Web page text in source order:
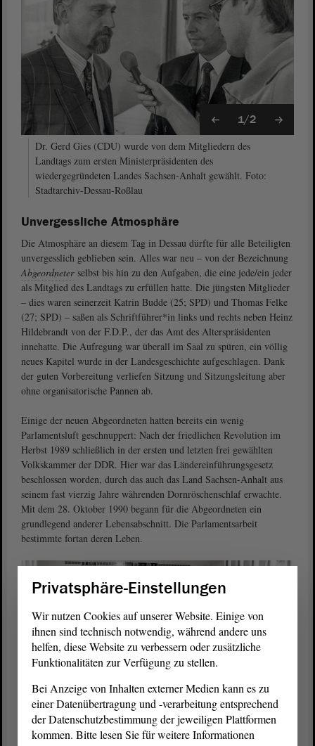
1/2
Dr. Gerd Gies (CDU) wurde von dem Mitgliedern des
Landtags zum ersten Ministerpräsidenten des
wiedergegründeten Landes Sachsen-Anhalt gewählt. Foto:
Stadtarchiv-Dessau-Roßlau
Unvergessliche Atmosphäre
Die Atmosphäre an diesem Tag in Dessau dürfte für alle Beteiligten
unvergesslich geblieben sein. Alles war neu – von der Bezeichnung
Abgeordneter selbst bis hin zu den Aufgaben, die eine jede/ein jeder
als Mitglied des Landtags zu erfüllen hatte. Die jüngsten Mitglieder
– dies waren seinerzeit Katrin Budde (25; SPD) und Thomas Felke
(27; SPD) – saßen als Schriftführer*in links und rechts neben Heinz
Hildebrandt von der F.D.P., der das Amt des Alterspräsidenten
innehatte. Die Aufregung war überall im Saal zu spüren, ein völlig
neues Kapitel wurde in der Landesgeschichte aufgeschlagen. Dank
der guten Vorbereitung verliefen Sitzung und Sitzungsleitung aber
ohne organisatorische Pannen ab.
Einige der neuen Abgeordneten hatten bereits ein wenig
Parlamentsluft geschnuppert: Nach der friedlichen Revolution im
Herbst 1989 schließlich in der ersten und letzten frei gewählten
Volkskammer der DDR. Hier war das Ländereinführungsgesetz
beschlossen worden, durch das auch das Land Sachsen-Anhalt aus
seinem fast vierzig Jahre währenden Dornröschenschlaf erwachte.
Mit dem 28. Oktober 1990 begann für die Abgeordneten ein
grundlegend anderer Lebensabschnitt. Die Parlamentsarbeit
bestimmte fortan deren Leben.
1/2
Großes Pressegedränge im provisorischenPlenarsaal. Foto:
Privatsphäre-Einstellungen
Wir nutzen Cookies auf unserer Website. Einige von
ihnen sind technisch notwendig, während andere uns
helfen, diese Website zu verbessern oder zusätzliche
Funktionalitäten zur Verfügung zu stellen.
Bei Anzeige von Inhalten externer Medien kann es zu
einer Datenübertragung und -verarbeitung entsprechend
der Datenschutzbestimmung der jeweiligen Plattformen
kommen. Bitte lesen Sie für weitere Informationen